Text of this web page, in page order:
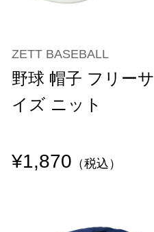
ZETT BASEBALL
野球 帽子 フリーサ
イズ ニット
¥1,870 （税込）